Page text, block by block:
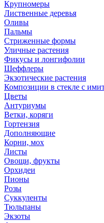
Крупномеры
Лиственные деревья
Оливы
Пальмы
Стриженные формы
Уличные растения
Фикусы и лонгифолии
Шеффлеры
Экзотические растения
Композиции в стекле с
Цветы
Антуриумы
Ветки, коряги
Гортензия
Дополняющие
Корни, мох
Листы
Овощи, фрукты
Орхидеи
Пионы
Розы
Суккуленты
Тюльпаны
Экзоты